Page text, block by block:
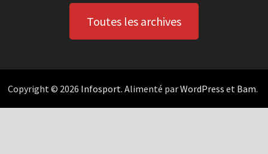
Toutes les archives
Copyright © 2026 Infosport. Alimenté parWordPress et Bam.